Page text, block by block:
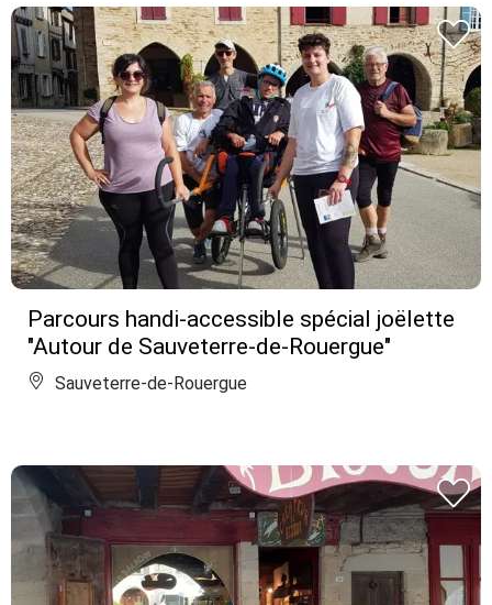
Parcours handi-accessible spécial joëlette
"Autour de Sauveterre-de-Rouergue"
Sauveterre-de-Rouergue